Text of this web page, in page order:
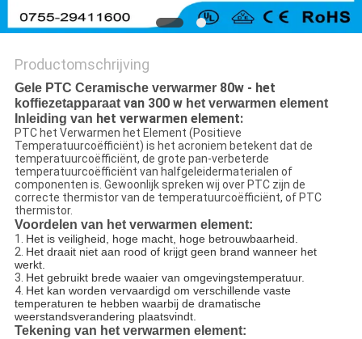
Productomschrijving
Gele PTC Ceramische verwarmer80w - het
koffiezetapparaatvan 300 w het verwarmen element
Inleiding van het verwarmen element:
PTC het Verwarmen het Element (Positieve
Temperatuurcoëfficiënt) is het acroniem betekent dat de
temperatuurcoëfficiënt, de grote pan-verbeterde
temperatuurcoëfficiënt van halfgeleidermaterialen of
componenten is. Gewoonlijk spreken wij over PTC zijn de
correcte thermistor van de temperatuurcoëfficiënt, of PTC
thermistor.
Voordelen van het verwarmen element:
1. Het is veiligheid, hoge macht, hoge betrouwbaarheid.
2. Het draait niet aan rood of krijgt geen brand wanneer het
werkt.
3. Het gebruikt brede waaier van omgevingstemperatuur.
4. Het kan worden vervaardigd om verschillende vaste
temperaturen te hebben waarbij de dramatische
weerstandsverandering plaatsvindt.
Tekening van het verwarmen element: